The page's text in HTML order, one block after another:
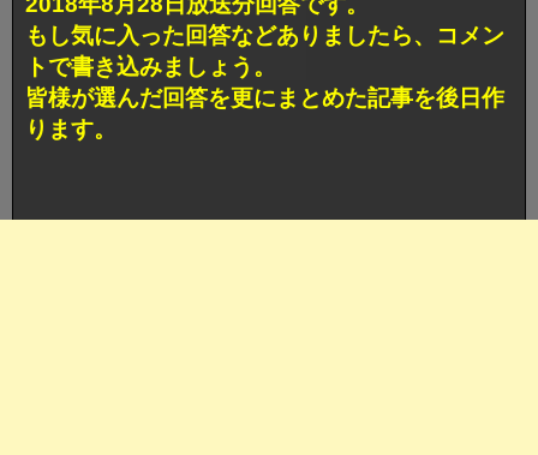
もし気に入った回答などありましたら、コメン
トで書き込みましょう。
皆様が選んだ回答を更にまとめた記事を後日作
ります。